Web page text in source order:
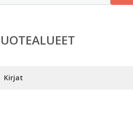
Kirjat